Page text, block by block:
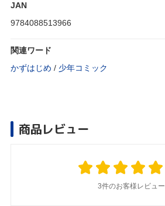
JAN
9784088513966
関連ワード
かずはじめ / 少年コミック
商品レビュー
3件のお客様レビュー